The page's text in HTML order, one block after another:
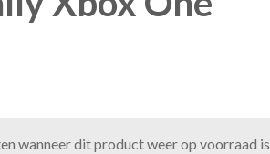
wanneer dit product weer op voorraad is.